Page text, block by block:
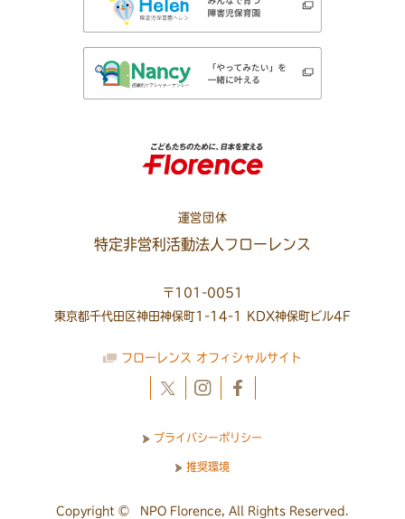
運営団体
特定非営利活動法人フローレンス
〒101-0051
東京都千代田区神田神保町1-14-1 KDX神保町ビル4F
フローレンス オフィシャルサイト
プライバシーポリシー
推奨環境
Copyright © NPO Florence, All Rights Reserved.